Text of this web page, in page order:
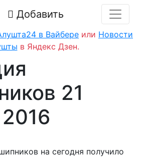
Добавить
в Вайбере или Новости
в Яндекс Дзен.
21
на сегодня получило